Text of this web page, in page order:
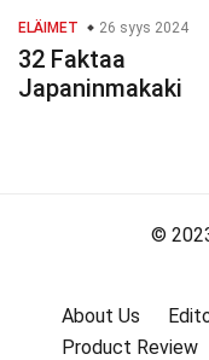
ELÄIMET 26 syys 2024
32 Faktaa
Japaninmakaki
©
About Us
Product Review